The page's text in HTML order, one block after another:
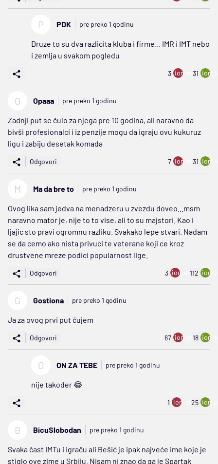
P PDK pre preko 1 godinu
Druze to su dva razlicita kluba i firme... IMR i IMT nebo
i zemlja u svakom pogledu
3 ion:minus
31
O Opaaa pre preko 1 godinu
Zadnji put se čulo za njega pre 10 godina, ali naravno da
bivši profesionalci i iz penzije mogu da igraju ovu kukuruz
ligu i zabiju desetak komada
Odgovori 7 ion:minus
31
M Ma da bre to pre preko 1 godinu
Ovog lika sam jedva na menadzeru u zvezdu doveo...msm
naravno mator je, nije to to vise, ali to su majstori. Kao i
ljajic sto pravi ogromnu razliku. Svakako lepe stvari. Nadam
se da cemo ako nista privuci te veterane koji ce kroz
drustvene mreze podici popularnost lige.
Odgovori 3 ion:minus
112
G Gostiona pre preko 1 godinu
Ja za ovog prvi put čujem
Odgovori 67 ion:minus
18
O ON ZA TEBE pre preko 1 godinu
nije također 😂
1 ion:minus
25
B BicuSlobodan pre preko 1 godinu
Svaka čast IMTu i igraču ali Bešić je ipak najveće ime koje je
stiglo ove zime u Srbiju. Nisam ni znao da ga je Spartak